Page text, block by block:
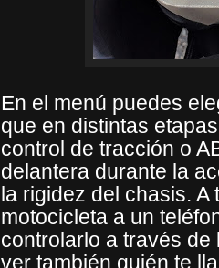
En el menú puedes
que en distintas
control de tracción o
delantera durante la
la rigidez del chasis.
motocicleta a un
controlarlo a través
ver también quién te